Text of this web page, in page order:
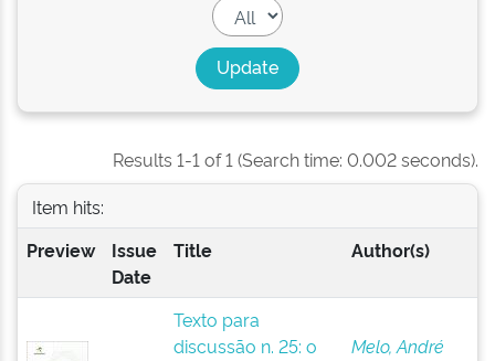
Results 1-1 of 1 (Search time: 0.002 seconds).
Item hits:
Preview
Issue
Date
Title Author(s)
Texto para
discussão n. 25: o
Melo, André